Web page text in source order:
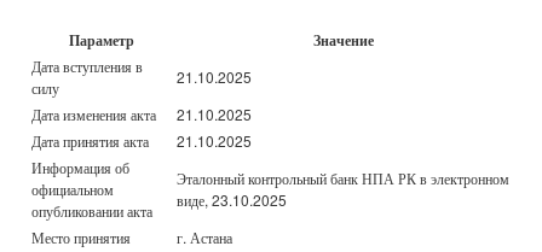
Параметр Значение
Дата вступления в
силу
21.10.2025
Дата изменения акта
21.10.2025
Дата принятия акта
21.10.2025
Информация об
официальном
опубликовании акта
Эталонный контрольный банк НПА РК в электронном
виде, 23.10.2025
Место принятия
г. Астана